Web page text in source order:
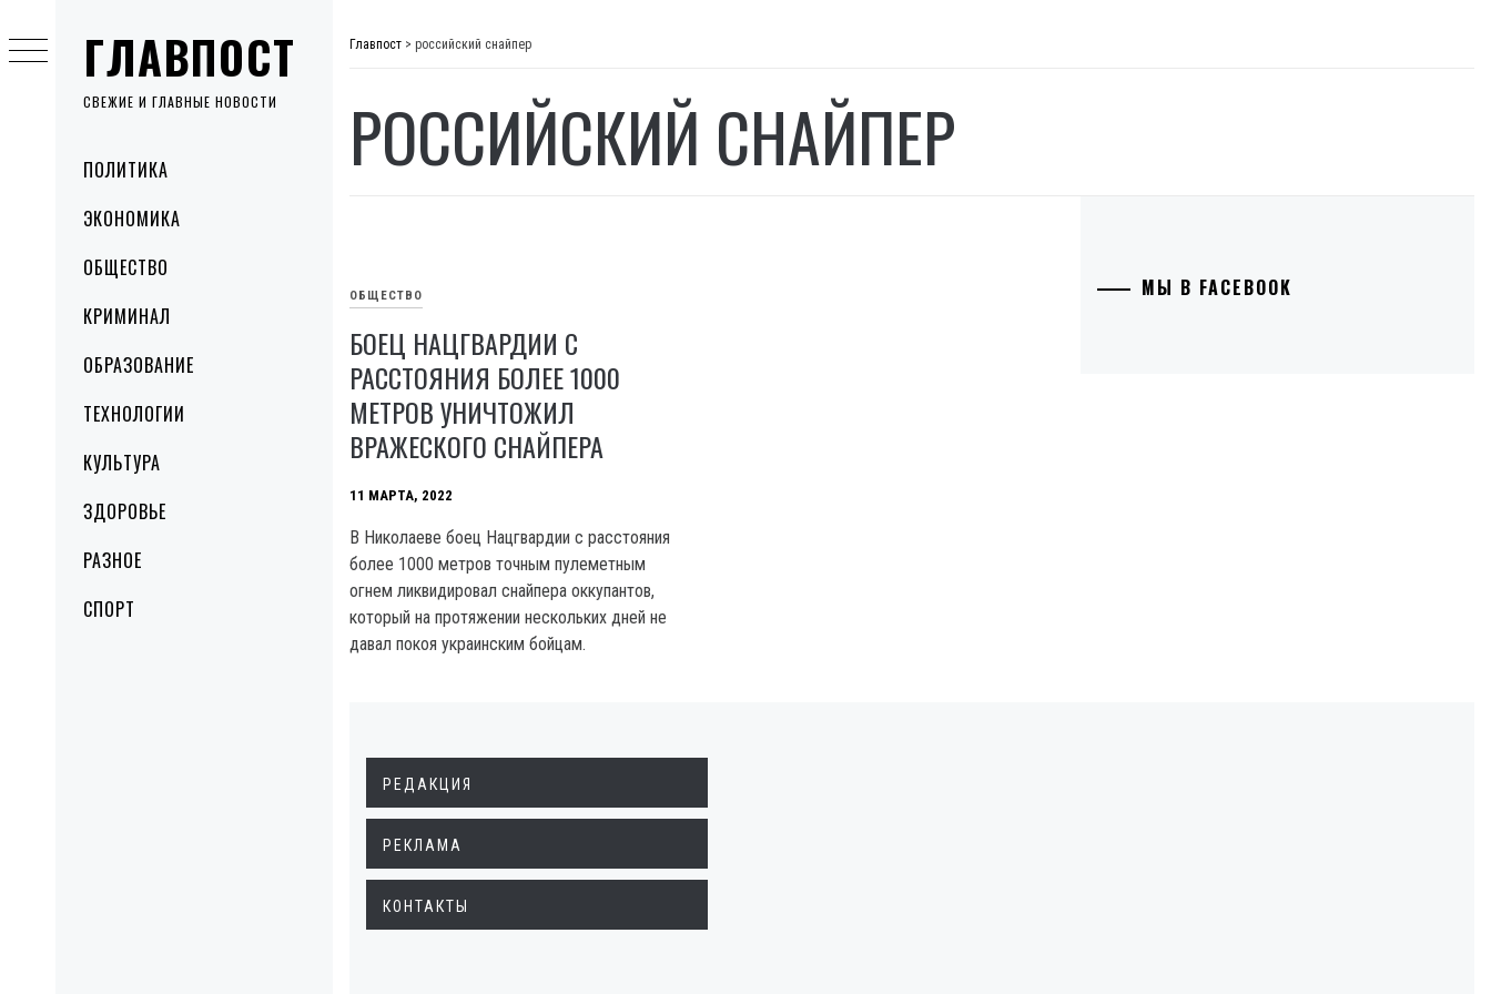
ГЛАВПОСТ
СВЕЖИЕ И ГЛАВНЫЕ НОВОСТИ
MenuПОЛИТИКА
ЭКОНОМИКА
ОБЩЕСТВО
КРИМИНАЛ
ОБРАЗОВАНИЕ
ТЕХНОЛОГИИ
КУЛЬТУРА
ЗДОРОВЬЕ
РАЗНОЕ
СПОРТ
to
content
Главпост > российский снайпер
РОССИЙСКИЙ СНАЙПЕР
ОБЩЕСТВО
БОЕЦ НАЦГВАРДИИ С
РАССТОЯНИЯ БОЛЕЕ 1000
МЕТРОВ УНИЧТОЖИЛ
ВРАЖЕСКОГО СНАЙПЕРА
11 МАРТА, 2022
В Николаеве боец Нацгвардии с расстояния
более 1000 метров точным пулеметным
огнем ликвидировал снайпера оккупантов,
который на протяжении нескольких дней не
давал покоя украинским бойцам.
МЫ В FACEBOOK
РЕДАКЦИЯ
РЕКЛАМА
КОНТАКТЫ